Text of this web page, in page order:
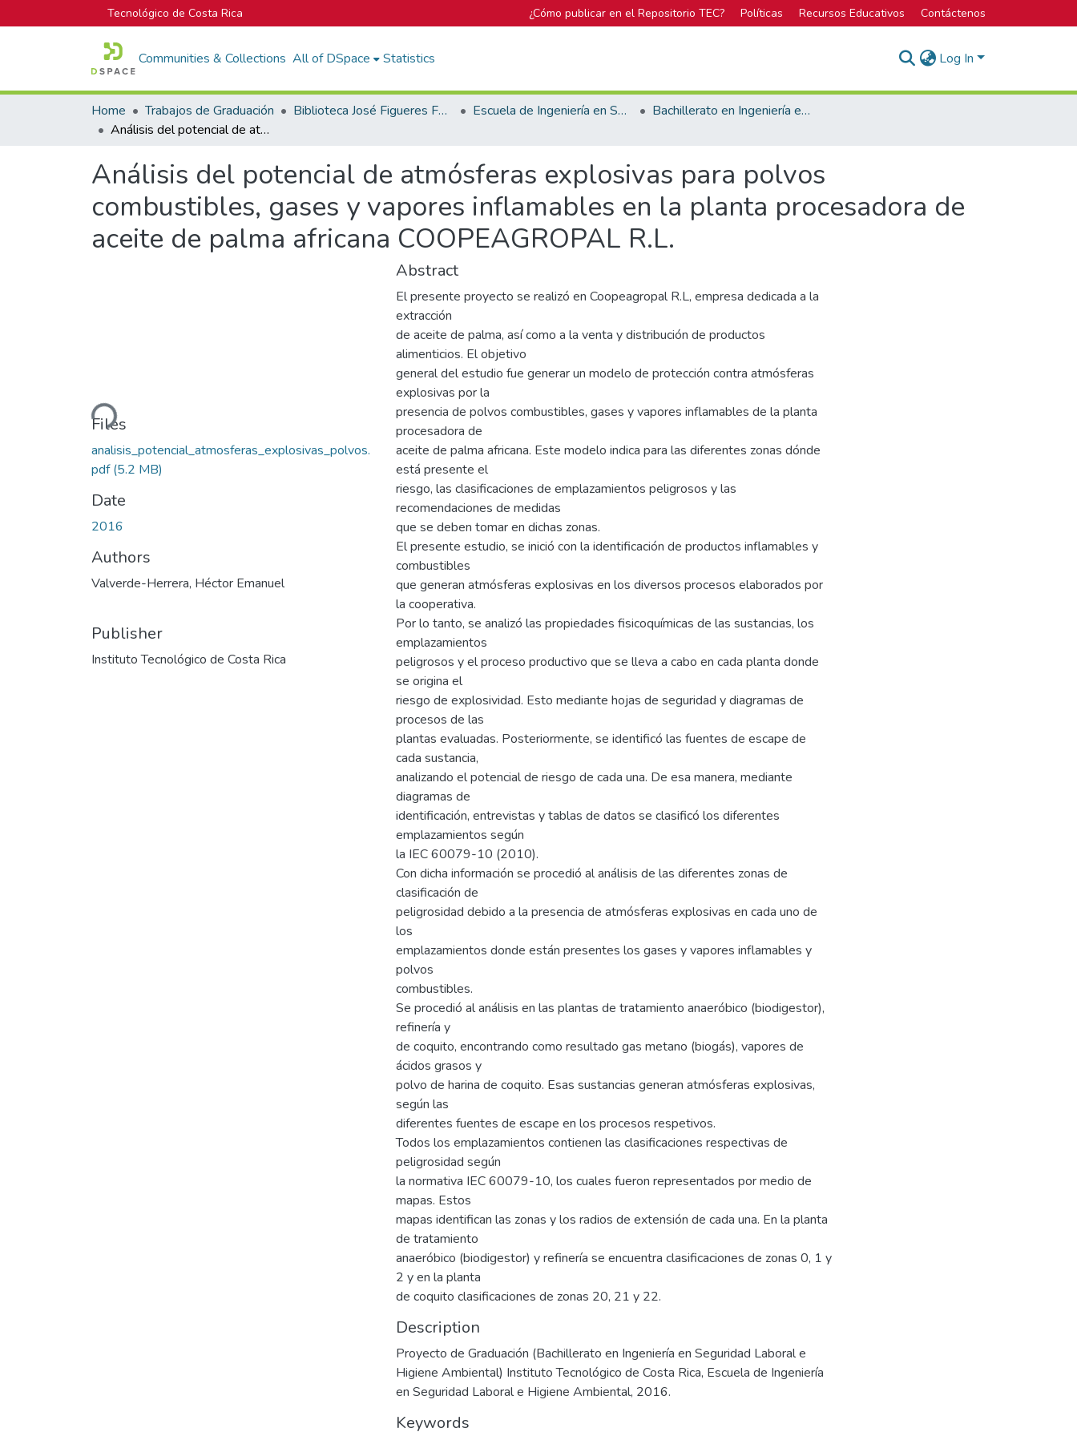
Tecnológico de Costa Rica ¿Cómo publicar en el Repositorio TEC? Políticas Recursos Educativos Contáctenos
Communities & Collections All of DSpace Statistics Log In
Home Trabajos de Graduación Biblioteca José Figueres Ferrer Escuela de Ingeniería en Seguridad Laboral e Higiene Ambiental
Bachillerato en Ingeniería en Seguridad Laboral e Higiene Ambiental
Análisis del potencial de atmósferas explosivas para polvos combustibles, gases y vapores inflamables en la planta procesadora de aceite de palma africana COOPEAGROPAL R.L.
Análisis del potencial de atmósferas explosivas para polvos
combustibles, gases y vapores inflamables en la planta procesadora de
aceite de palma africana COOPEAGROPAL R.L.
Loading...
Files
analisis_potencial_atmosferas_explosivas_polvos.
pdf(5.2 MB)
Date
2016
Authors
Valverde-Herrera, Héctor Emanuel
Publisher
Instituto Tecnológico de Costa Rica
Abstract
El presente proyecto se realizó en Coopeagropal R.L, empresa dedicada a la
extracción
de aceite de palma, así como a la venta y distribución de productos
alimenticios. El objetivo
general del estudio fue generar un modelo de protección contra atmósferas
explosivas por la
presencia de polvos combustibles, gases y vapores inflamables de la planta
procesadora de
aceite de palma africana. Este modelo indica para las diferentes zonas dónde
está presente el
riesgo, las clasificaciones de emplazamientos peligrosos y las
recomendaciones de medidas
que se deben tomar en dichas zonas.
El presente estudio, se inició con la identificación de productos inflamables y
combustibles
que generan atmósferas explosivas en los diversos procesos elaborados por
la cooperativa.
Por lo tanto, se analizó las propiedades fisicoquímicas de las sustancias, los
emplazamientos
peligrosos y el proceso productivo que se lleva a cabo en cada planta donde
se origina el
riesgo de explosividad. Esto mediante hojas de seguridad y diagramas de
procesos de las
plantas evaluadas. Posteriormente, se identificó las fuentes de escape de
cada sustancia,
analizando el potencial de riesgo de cada una. De esa manera, mediante
diagramas de
identificación, entrevistas y tablas de datos se clasificó los diferentes
emplazamientos según
la IEC 60079-10 (2010).
Con dicha información se procedió al análisis de las diferentes zonas de
clasificación de
peligrosidad debido a la presencia de atmósferas explosivas en cada uno de
los
emplazamientos donde están presentes los gases y vapores inflamables y
polvos
combustibles.
Se procedió al análisis en las plantas de tratamiento anaeróbico (biodigestor),
refinería y
de coquito, encontrando como resultado gas metano (biogás), vapores de
ácidos grasos y
polvo de harina de coquito. Esas sustancias generan atmósferas explosivas,
según las
diferentes fuentes de escape en los procesos respetivos.
Todos los emplazamientos contienen las clasificaciones respectivas de
peligrosidad según
la normativa IEC 60079-10, los cuales fueron representados por medio de
mapas. Estos
mapas identifican las zonas y los radios de extensión de cada una. En la planta
de tratamiento
anaeróbico (biodigestor) y refinería se encuentra clasificaciones de zonas 0, 1 y
2 y en la planta
de coquito clasificaciones de zonas 20, 21 y 22.
Description
Proyecto de Graduación (Bachillerato en Ingeniería en Seguridad Laboral e
Higiene Ambiental) Instituto Tecnológico de Costa Rica, Escuela de Ingeniería
en Seguridad Laboral e Higiene Ambiental, 2016.
Keywords